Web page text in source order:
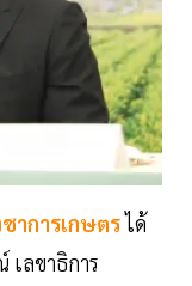
าการเกษตรได้
เลขาธิการ